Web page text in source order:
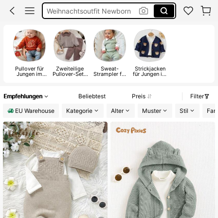
Baby Winter
Baby Junge
Pullover für
Jungen im
Zweiteilige
Pullover-Sets
Sweat-
Strampler für
Strickjacken
für Jungen im
Empfehlungen Beliebtest Preis
Filter
EU Warehouse
Kategorie Alter Muster Stil